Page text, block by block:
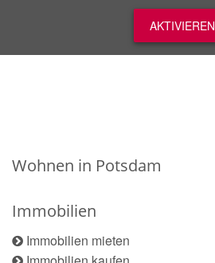
AKTIVIEREN
Wohnen in Potsdam
Immobilien
Immobilien mieten